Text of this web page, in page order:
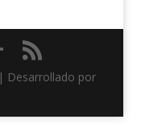
| Desarrollado por